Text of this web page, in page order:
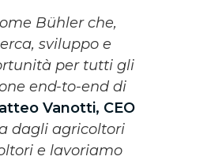
Bühler che,
sviluppo e
per tutti gli
end-to-end di
Vanotti, CEO
dagli agricoltori
e lavoriamo